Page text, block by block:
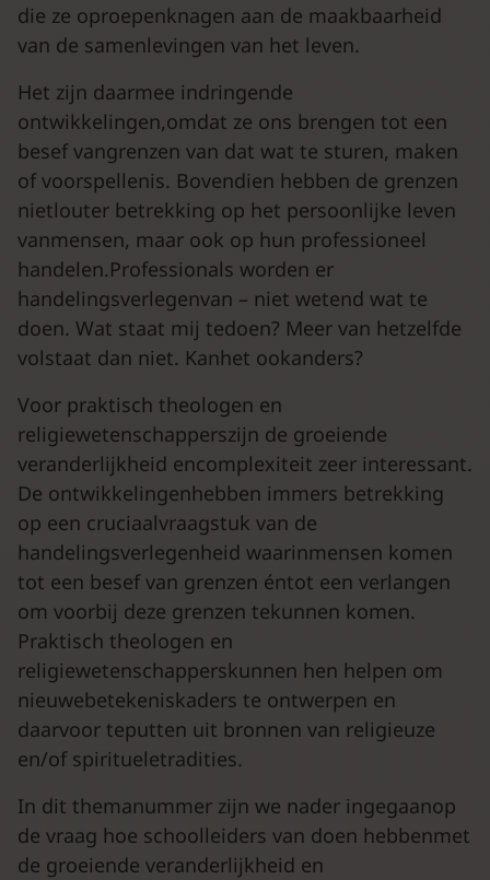
die ze oproepenknagen aan de maakbaarheid
van de samenlevingen van het leven.
Het zijn daarmee indringende
ontwikkelingen,omdat ze ons brengen tot een
besef vangrenzen van dat wat te sturen, maken
of voorspellenis. Bovendien hebben de grenzen
nietlouter betrekking op het persoonlijke leven
vanmensen, maar ook op hun professioneel
handelen.Professionals worden er
handelingsverlegenvan – niet wetend wat te
doen. Wat staat mij tedoen? Meer van hetzelfde
volstaat dan niet. Kanhet ookanders?
Voor praktisch theologen en
religiewetenschapperszijn de groeiende
veranderlijkheid encomplexiteit zeer interessant.
De ontwikkelingenhebben immers betrekking
op een cruciaalvraagstuk van de
handelingsverlegenheid waarinmensen komen
tot een besef van grenzen éntot een verlangen
om voorbij deze grenzen tekunnen komen.
Praktisch theologen en
religiewetenschapperskunnen hen helpen om
nieuwebetekeniskaders te ontwerpen en
daarvoor teputten uit bronnen van religieuze
en/of spiritueletradities.
In dit themanummer zijn we nader ingegaanop
de vraag hoe schoolleiders van doen hebbenmet
de groeiende veranderlijkheid en